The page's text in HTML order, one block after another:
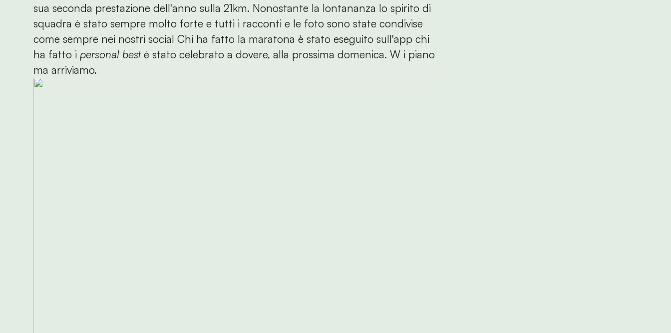
sua seconda prestazione dell'anno sulla 21km. Nonostante la lontananza lo spirito di
squadra è stato sempre molto forte e tutti i racconti e le foto sono state condivise
come sempre nei nostri social Chi ha fatto la maratona è stato eseguito sull'app chi
ha fatto i personal bestè stato celebrato a dovere, alla prossima domenica. W i piano
ma arriviamo.